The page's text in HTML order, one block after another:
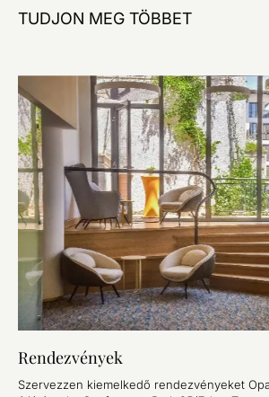
TUDJON MEG TÖBBET
Rendezvények
Szervezzen kiemelkedő rendezvényeket